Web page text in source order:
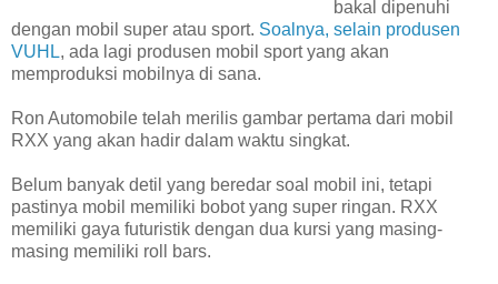
bakal dipenuhi
dengan mobil super atau sport. Soalnya, selain produsen
VUHL, ada lagi produsen mobil sport yang akan
memproduksi mobilnya di sana.
Ron Automobile telah merilis gambar pertama dari mobil
RXX yang akan hadir dalam waktu singkat.
Belum banyak detil yang beredar soal mobil ini, tetapi
pastinya mobil memiliki bobot yang super ringan. RXX
memiliki gaya futuristik dengan dua kursi yang masing-
masing memiliki roll bars.